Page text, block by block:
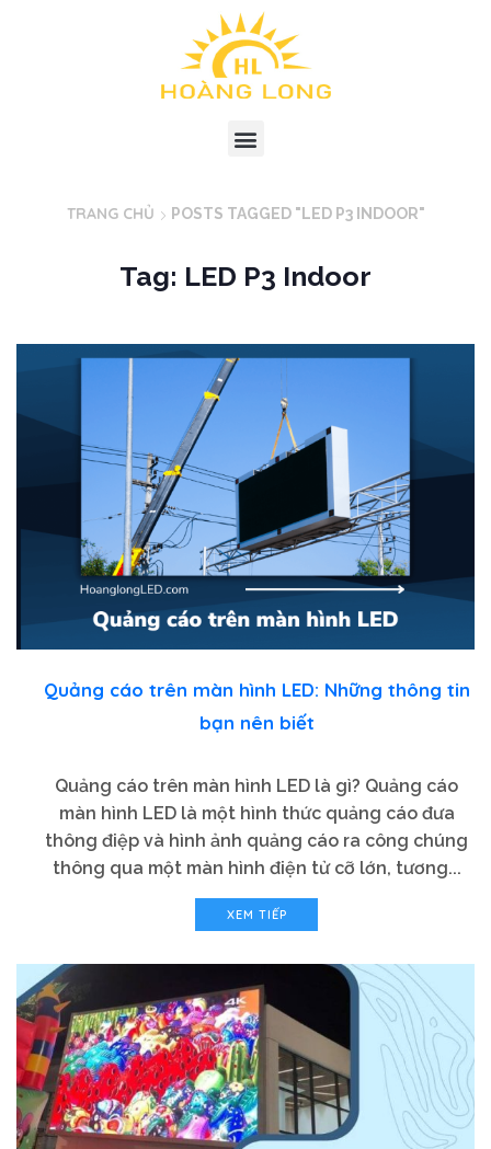
TRANG CHỦ POSTS TAGGED "LED P3 INDOOR"
Tag: LED P3 Indoor
Quảng cáo trên màn hình LED: Những thông tin
bạn nên biết
Quảng cáo trên màn hình LED là gì? Quảng cáo
màn hình LED là một hình thức quảng cáo đưa
thông điệp và hình ảnh quảng cáo ra công chúng
thông qua một màn hình điện tử cỡ lớn, tương...
XEM TIẾP